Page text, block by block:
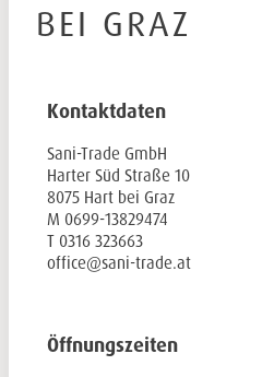
BEI GRAZ
Kontaktdaten
Sani-Trade GmbH
Harter Süd Straße 10
8075 Hart bei Graz
M 0699-13829474
T 0316 323663
office@sani-trade.at
Öffnungszeiten